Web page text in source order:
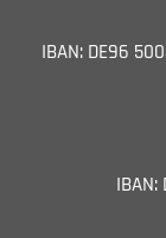
IBAN: DE96